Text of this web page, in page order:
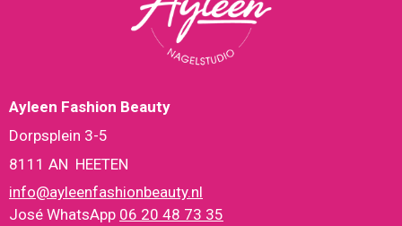
Ayleen Fashion Beauty
Dorpsplein 3-5
8111 AN HEETEN
info@ayleenfashionbeauty.nl
José WhatsApp 06 20 48 73 35